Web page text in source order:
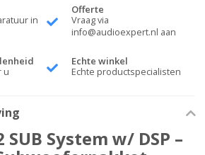
in
Offerte
Vraag via
info@audioexpert.nl aan
u
Echte winkel
Echte productspecialisten
SUB System w/ DSP –